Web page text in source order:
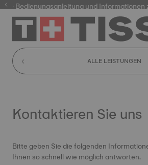
Bedienungsanleitung und Informationen
ALLE LEISTUNGEN
Kontaktieren Sie uns
Bitte geben Sie die folgenden
Ihnen so schnell wie möglich antworten.